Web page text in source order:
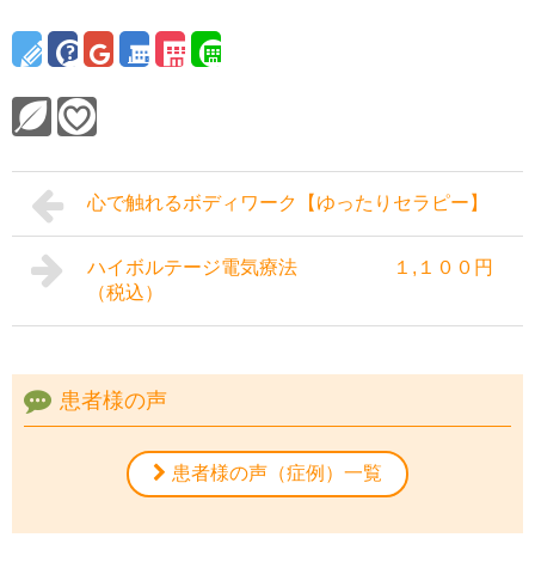
心で触れるボディワーク【ゆったりセラピー】
ハイボルテージ電気療法 １,１００円
（税込）
患者様の声
患者様の声（症例）一覧